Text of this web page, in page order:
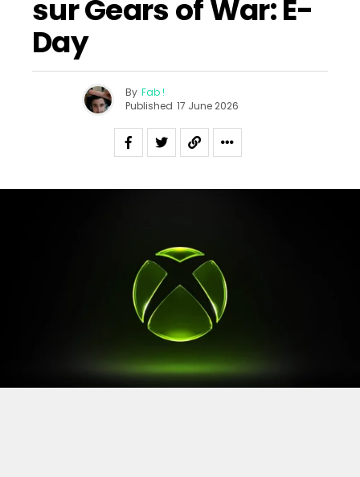
sur Gears of War: E-
Day
By Fab !
Published 17 June 2026